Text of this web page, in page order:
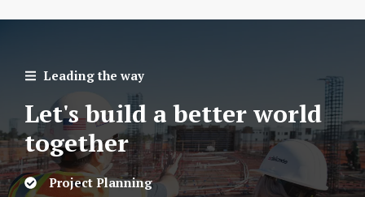
Leading the way
Let's build a better world
together
Project Planning